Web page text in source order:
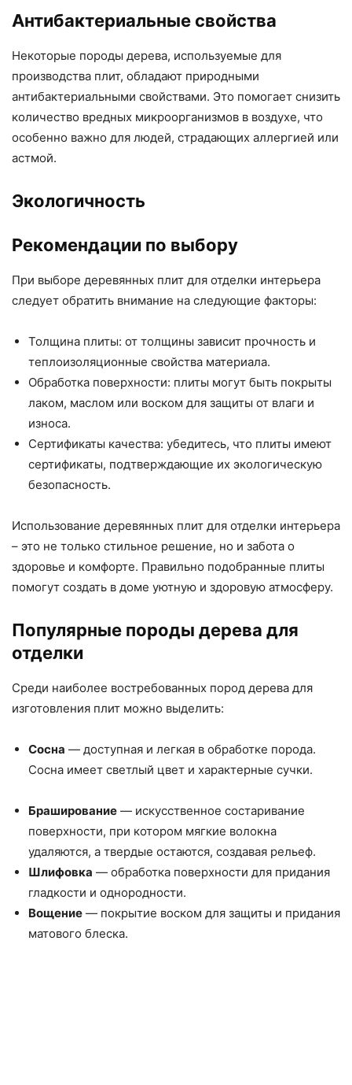
Антибактериальные свойства
Некоторые породы дерева, используемые для
производства плит, обладают природными
антибактериальными свойствами. Это помогает снизить
количество вредных микроорганизмов в воздухе, что
особенно важно для людей, страдающих аллергией или
астмой.
Экологичность
Рекомендации по выбору
При выборе деревянных плит для отделки интерьера
следует обратить внимание на следующие факторы:
Толщина плиты: от толщины зависит прочность и
теплоизоляционные свойства материала.
Обработка поверхности: плиты могут быть покрыты
лаком, маслом или воском для защиты от влаги и
износа.
Сертификаты качества: убедитесь, что плиты имеют
сертификаты, подтверждающие их экологическую
безопасность.
Использование деревянных плит для отделки интерьера
– это не только стильное решение, но и забота о
здоровье и комфорте. Правильно подобранные плиты
помогут создать в доме уютную и здоровую атмосферу.
Популярные породы дерева для
отделки
Среди наиболее востребованных пород дерева для
изготовления плит можно выделить:
Сосна — доступная и легкая в обработке порода.
Сосна имеет светлый цвет и характерные сучки.
Браширование — искусственное состаривание
поверхности, при котором мягкие волокна
удаляются, а твердые остаются, создавая рельеф.
Шлифовка — обработка поверхности для придания
гладкости и однородности.
Вощение — покрытие воском для защиты и придания
матового блеска.